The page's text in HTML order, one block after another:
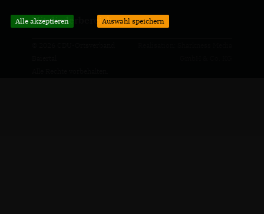
Mitgliederbereich
Alle akzeptieren Auswahl speichern